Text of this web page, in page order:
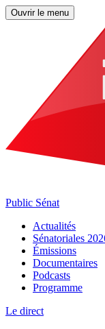
Ouvrir le menu
Public Sénat
Actualités
Sénatoriales
Émissions
Documentaires
Podcasts
Programme
Le direct